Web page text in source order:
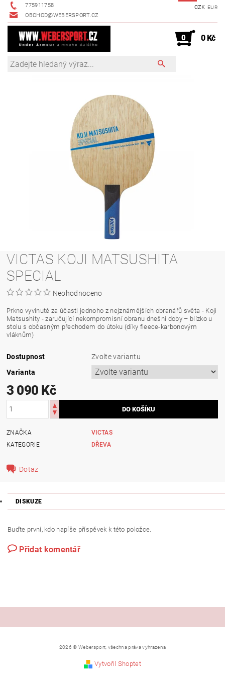
775911758
OBCHOD@WEBERSPORT.CZ
CZK EUR
0 0 Kč
VICTAS KOJI MATSUSHITA
SPECIAL
Neohodnoceno
Prkno vyvinuté za účasti jednoho z nejznámějších obranářů světa - Koji
Matsushity - zaručující nekompromisní obranu dnešní doby – blízko u
stolu s občasným přechodem do útoku (díky fleece-karbonovým
vláknům)
Dostupnost
Zvolte variantu
Varianta
3 090 Kč
ZNAČKA
VICTAS
KATEGORIE
DŘEVA
Dotaz
DISKUZE
Buďte první, kdo napíše příspěvek k této položce.
Přidat komentář
2026 © Webersport, všechna práva vyhrazena
Vytvořil Shoptet